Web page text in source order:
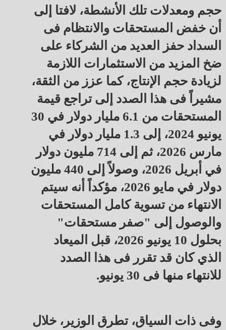
حجم ومعدلات تلك الأنشطة، لافتا إلى
أن خفض المستحقات والانتظام فى
السداد حفز العديد من الشركاء على
ضخ المزيد من الاستثمارات اللازمة
لزيادة حجم الإنتاج، كما عزز من الثقة،
مشيراً فى هذا الصدد إلى تراجع قيمة
المستحقات من 6.1 مليار دولار في 30
يونيو 2024، إلى 1.3 مليار دولار في
مارس 2026، ثم إلى 714 مليون دولار
في أبريل 2026، وصولاً إلى 440 مليون
دولار في مايو 2026، مؤكداً أنه سيتم
الانتهاء من تسوية كامل المستحقات
والوصول إلى "صفر مستحقات"
بحلول 10 يونيو 2026، قبل الميعاد
الذي كان قد تقرر فى هذا الصدد
للانتهاء منها فى 30 يونيو.
وفى ذات السياق، تطرق الوزير، خلال